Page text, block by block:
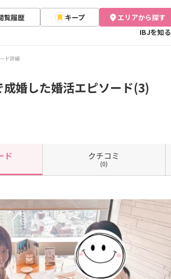
覧履歴 キープ エリアから探す
IBJを知る
ド詳細
婚した婚活エピソード(3)
ド クチコミ
(0)